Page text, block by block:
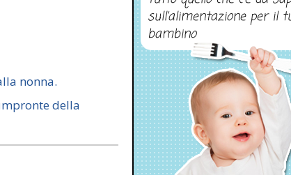
nonna.
della
sull’alimentazione per il
bambino